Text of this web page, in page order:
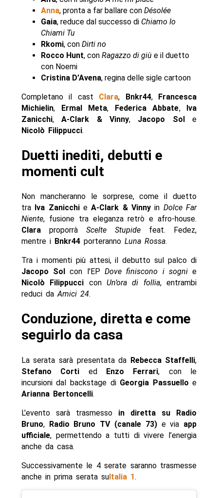
Anna, pronta a far ballare con Désolée
Gaia, reduce dal successo di Chiamo Io
Chiami Tu
Rkomi, con Dirti no
Rocco Hunt, con Ragazzo di giù e il duetto
con Noemi
Cristina D’Avena, regina delle sigle cartoon
Completano il cast Clara, Bnkr44, Francesca
Michielin, Ermal Meta, Federica Abbate, Iva
Zanicchi,A-Clark & Vinny, Jacopo Sole
Nicolò Filippucci.
Duetti inediti, debutti e
momenti cult
Non mancheranno le sorprese, come il duetto
tra Iva ZanicchieA-Clark & Vinny in Dolce Far
Niente, fusione tra eleganza retrò e afro-house.
Claraproporrà Scelte Stupide feat. Fedez,
mentre i Bnkr44porteranno Luna Rossa.
Tra i momenti più attesi, il debutto sul palco di
Jacopo Sol con l’EP Dove finiscono i sognie
Nicolò Filippucci con Un’ora di follia, entrambi
reduci daAmici 24.
Conduzione, diretta e come
seguirlo da casa
La serata sarà presentata da Rebecca Staffelli,
Stefano Corti ed Enzo Ferrari, con le
incursioni dal backstage di Georgia Passuello e
Arianna Bertoncelli.
L’evento sarà trasmesso in diretta su Radio
Bruno, Radio Bruno TV (canale 73)e via app
ufficiale, permettendo a tutti di vivere l’energia
anche da casa.
Successivamente le 4 serate saranno trasmesse
anche in prima serata suItalia 1.